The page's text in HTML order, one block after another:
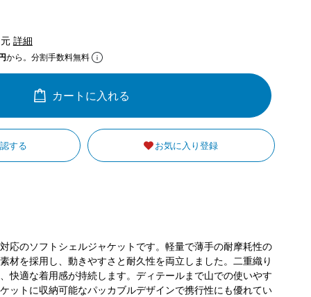
詳細
から。分割手数料無料
カートに入れる
する お気に入り登録
応のソフトシェルジャケットです。軽量で薄手の耐摩耗性の
材を採用し、動きやすさと耐久性を両立しました。二重織り
快適な着用感が持続します。ディテールまで山での使いやす
ットに収納可能なパッカブルデザインで携行性にも優れてい